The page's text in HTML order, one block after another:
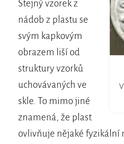
Stejný vzorek z
nádob z plastu se
svým kapkovým
obrazem liší od
struktury vzorků
uchovávaných ve
skle. To mimo jiné
znamená, že plast
ovlivňuje nějaké fyzikální